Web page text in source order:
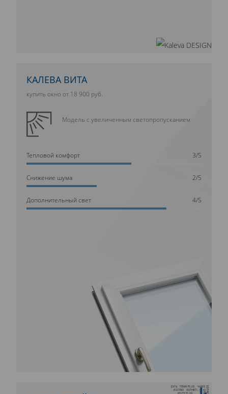
КАЛЕВА ВИТА
купить окно от 18 900 руб.
Модель с увеличенным светопропусканием
Тепловой комфорт 3/5
Cнижение шума 2/5
Дополнительный свет 4/5